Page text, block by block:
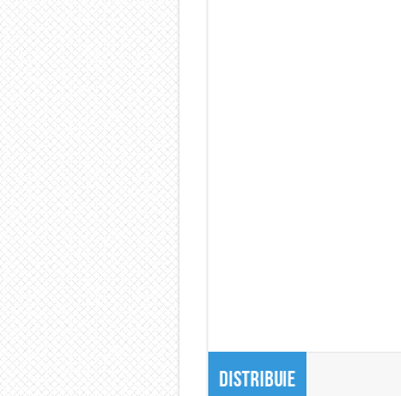
Distribuie